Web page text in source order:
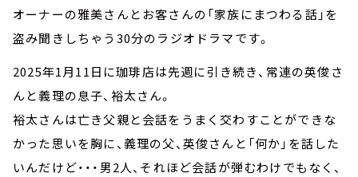
オーナーの雅美さんとお客さんの「家族にまつわる話」を
盗み聞きしちゃう30分のラジオドラマです。
2025年1月11日に珈琲店は先週に引き続き、常連の英俊さ
んと義理の息子、裕太さん。
裕太さんは亡き父親と会話をうまく交わすことができな
かった思いを胸に、義理の父、英俊さんと「何か」を話した
いんだけど・・・男2人、それほど会話が弾むわけでもなく、